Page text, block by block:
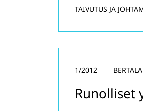
TAIVUTUS JA
Runolliset
1/2012